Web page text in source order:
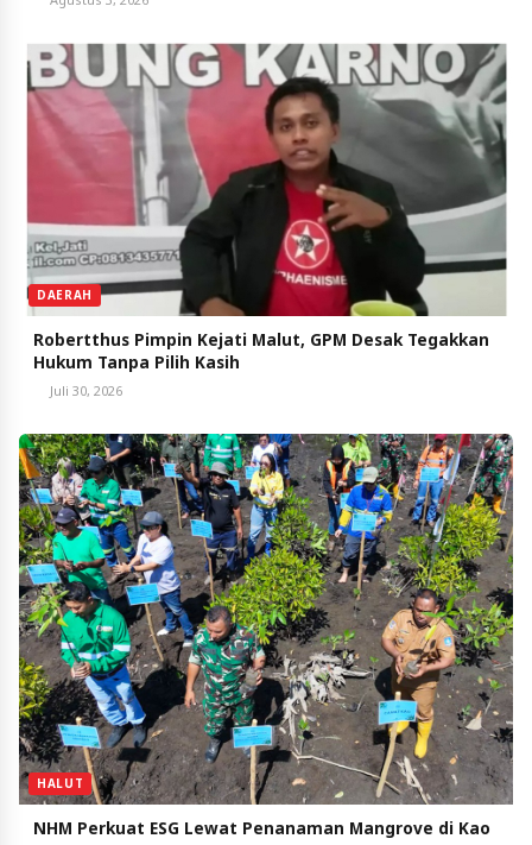
DAERAH
Robertthus Pimpin Kejati Malut, GPM Desak Tegakkan
Hukum Tanpa Pilih Kasih
Juli 30, 2026
HALUT
NHM Perkuat ESG Lewat Penanaman Mangrove di Kao